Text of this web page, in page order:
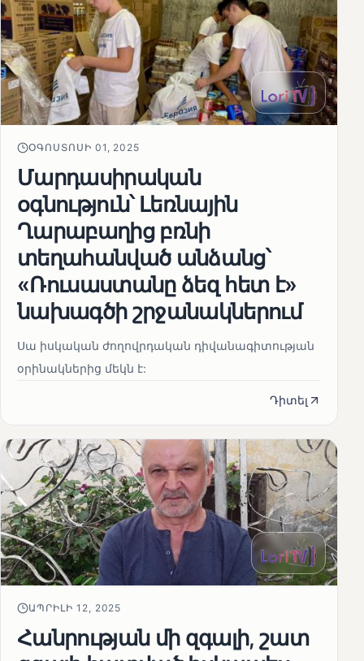
ՕԳՈՍՏՈՍԻ 01, 2025
Մարդասիրական
օգնություն՝ Լեռնային
Ղարաբաղից բռնի
տեղահանված անձանց՝
«Ռուսաստանը ձեզ հետ է»
նախագծի շրջանակներում
Սա իսկական ժողովրդական դիվանագիտության
օրինակներից մեկն է:
Դիտել
ԱՊՐԻԼԻ 12, 2025
Հանրության մի զգալի, շատ